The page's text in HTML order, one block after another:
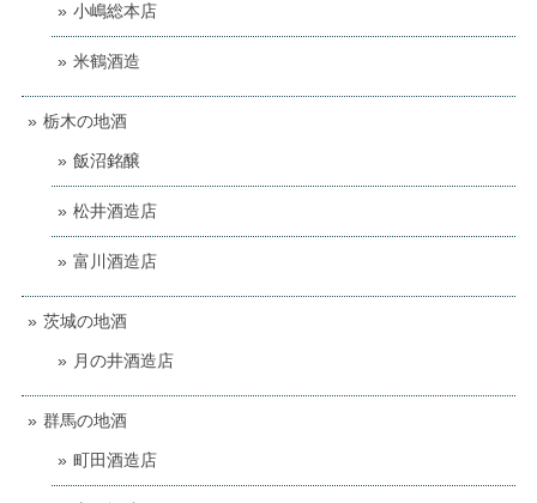
小嶋総本店
米鶴酒造
栃木の地酒
飯沼銘醸
松井酒造店
富川酒造店
茨城の地酒
月の井酒造店
群馬の地酒
町田酒造店